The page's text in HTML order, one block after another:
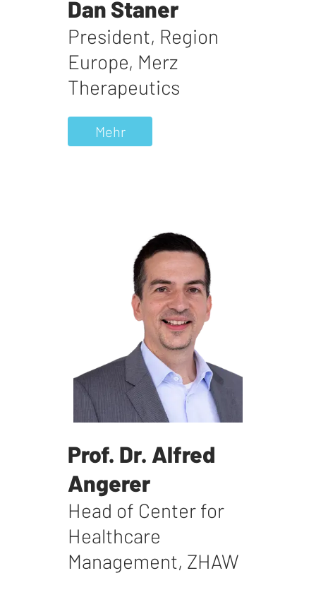
Dan Staner
President, Region
Europe, Merz
Therapeutics
Mehr
Prof. Dr. Alfred
Angerer
Head of Center for
Healthcare
Management, ZHAW